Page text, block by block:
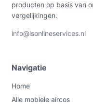
producten op basis van
vergelijkingen.
info@lsonlineservices.nl
Navigatie
Home
Alle mobiele aircos